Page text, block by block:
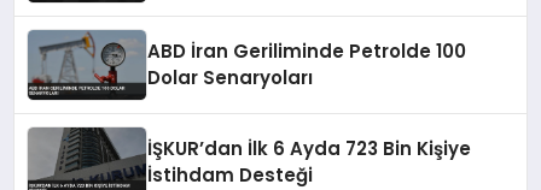
ABD İran Geriliminde Petrolde 100
Dolar Senaryoları
İŞKUR’dan İlk 6 Ayda 723 Bin Kişiye
İstihdam Desteği